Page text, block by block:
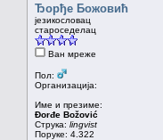
Ђорђе Божовић
језикословац
староседелац
Ван мреже
Пол:
Организација:
Име и презиме:
Đorđe Božović
Струка: lingvist
Поруке: 4.322